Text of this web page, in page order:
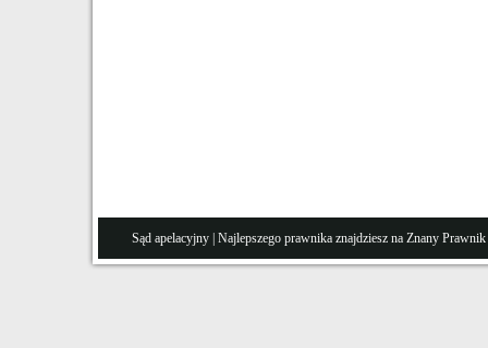
Sąd apelacyjny | Najlepszego prawnika znajdziesz na Znany Prawnik